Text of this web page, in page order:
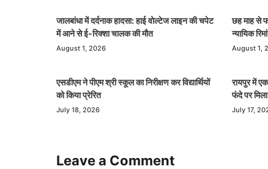
जालबांधा में दर्दनाक हादसा: हाई वोल्टेज लाइन की चपेट
में आने से ई-रिक्शा चालक की मौत
August 1, 2026
छह माह से
न्यायिक
August 1,
एसडीएम ने पीएम श्री स्कूल का निरीक्षण कर विद्यार्थियों
को किया प्रेरित
July 18, 2026
रायपुर में
फंदे पर
July 17,
Leave a Comment